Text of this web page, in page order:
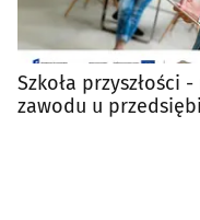
Szkoła przyszłości
zawodu u